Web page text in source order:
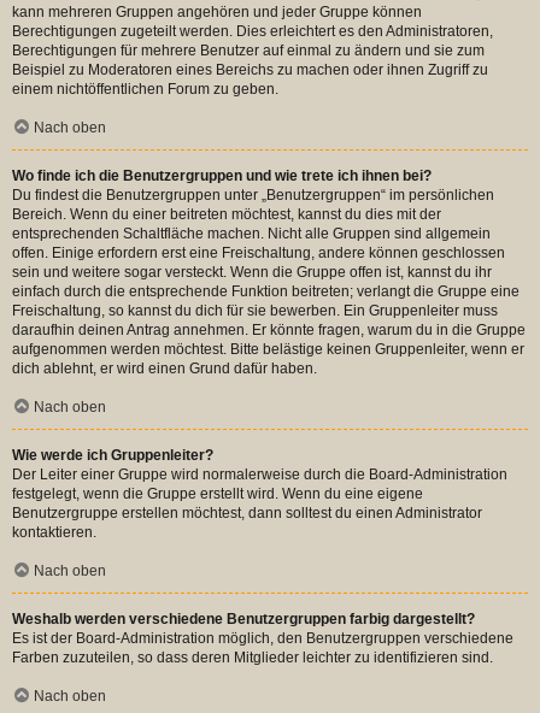
kann mehreren Gruppen angehören und jeder Gruppe können
Berechtigungen zugeteilt werden. Dies erleichtert es den Administratoren,
Berechtigungen für mehrere Benutzer auf einmal zu ändern und sie zum
Beispiel zu Moderatoren eines Bereichs zu machen oder ihnen Zugriff zu
einem nichtöffentlichen Forum zu geben.
Nach oben
Wo finde ich die Benutzergruppen und wie trete ich ihnen bei?
Du findest die Benutzergruppen unter „Benutzergruppen“ im persönlichen
Bereich. Wenn du einer beitreten möchtest, kannst du dies mit der
entsprechenden Schaltfläche machen. Nicht alle Gruppen sind allgemein
offen. Einige erfordern erst eine Freischaltung, andere können geschlossen
sein und weitere sogar versteckt. Wenn die Gruppe offen ist, kannst du ihr
einfach durch die entsprechende Funktion beitreten; verlangt die Gruppe eine
Freischaltung, so kannst du dich für sie bewerben. Ein Gruppenleiter muss
daraufhin deinen Antrag annehmen. Er könnte fragen, warum du in die Gruppe
aufgenommen werden möchtest. Bitte belästige keinen Gruppenleiter, wenn er
dich ablehnt, er wird einen Grund dafür haben.
Nach oben
Wie werde ich Gruppenleiter?
Der Leiter einer Gruppe wird normalerweise durch die Board-Administration
festgelegt, wenn die Gruppe erstellt wird. Wenn du eine eigene
Benutzergruppe erstellen möchtest, dann solltest du einen Administrator
kontaktieren.
Nach oben
Weshalb werden verschiedene Benutzergruppen farbig dargestellt?
Es ist der Board-Administration möglich, den Benutzergruppen verschiedene
Farben zuzuteilen, so dass deren Mitglieder leichter zu identifizieren sind.
Nach oben